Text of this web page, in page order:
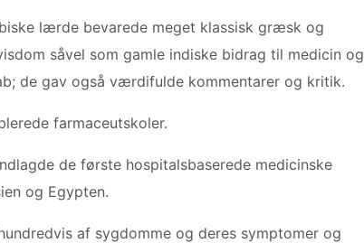
lærde bevarede meget klassisk græsk og
såvel som gamle indiske bidrag til medicin og
de gav også værdifulde kommentarer og kritik.
farmaceutskoler.
de første hospitalsbaserede medicinske
og Egypten.
af sygdomme og deres symptomer og